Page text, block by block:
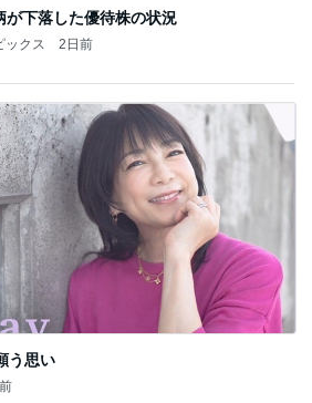
が下落した優待株の状況
ックス 2日前
う思い